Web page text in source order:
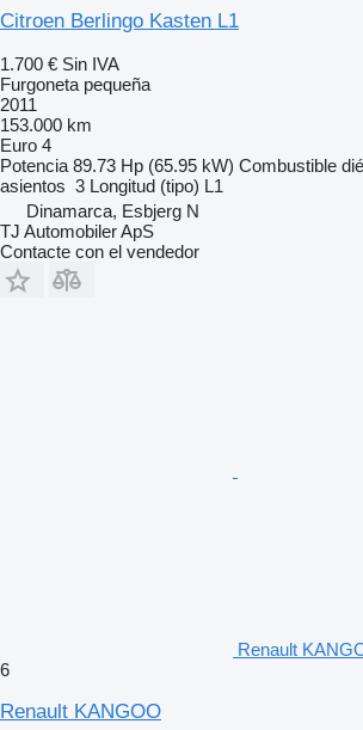
Citroen Berlingo Kasten L1
1.700 € Sin IVA
Furgoneta pequeña
2011
153.000 km
Euro 4
Potencia 89.73 Hp (65.95 kW) Combustible
asientos 3 Longitud (tipo) L1
Dinamarca, Esbjerg N
TJ Automobiler ApS
Contacte con el vendedor
Renault
6
Renault KANGOO